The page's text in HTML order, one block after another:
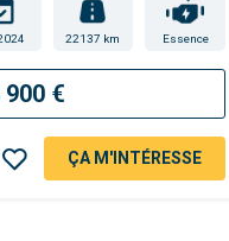
22137 km Essence
900 €
ÇA M'INTÉRESSE